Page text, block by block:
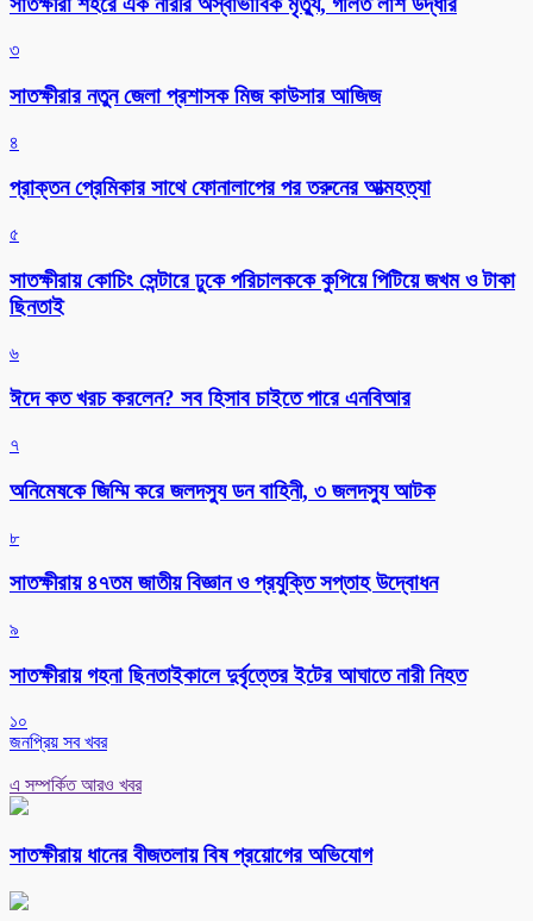
৩
সাতক্ষীরার নতুন জেলা প্রশাসক মিজ কাউসার আজিজ
৪
প্রাক্তন প্রেমিকার সাথে ফোনালাপের পর তরুনের আত্মহত্যা
৫
সাতক্ষীরায় কোচিং সেন্টারে ঢুকে পরিচালককে কুপিয়ে পিটিয়ে জখম ও টাকা
ছিনতাই
৬
ঈদে কত খরচ করলেন? সব হিসাব চাইতে পারে এনবিআর
৭
অনিমেষকে জিম্মি করে জলদস্যু ডন বাহিনী, ৩ জলদস্যু আটক
৮
সাতক্ষীরায় ৪৭তম জাতীয় বিজ্ঞান ও প্রযুক্তি সপ্তাহ উদ্বোধন
৯
সাতক্ষীরায় গহনা ছিনতাইকালে দুর্বৃত্তের ইটের আঘাতে নারী নিহত
১০
জনপ্রিয় সব খবর
এ সম্পর্কিত আরও খবর
সাতক্ষীরায় ধানের বীজতলায় বিষ প্রয়োগের অভিযোগ